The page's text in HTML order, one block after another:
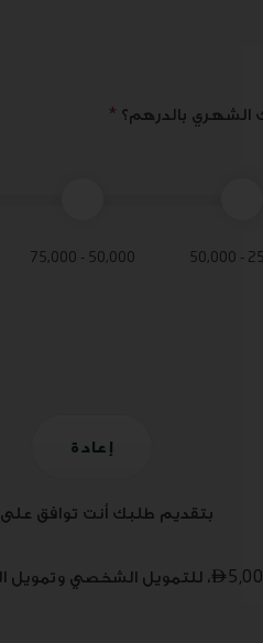
بالدرهم؟ *
50,000 - 75,000
بتقديم طلبك أنت توافق على
 الشخصي وتمويل السيارات